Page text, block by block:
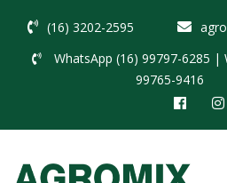
(16) 3202-2595
WhatsApp (16) 99797-6285 |
99765-9416